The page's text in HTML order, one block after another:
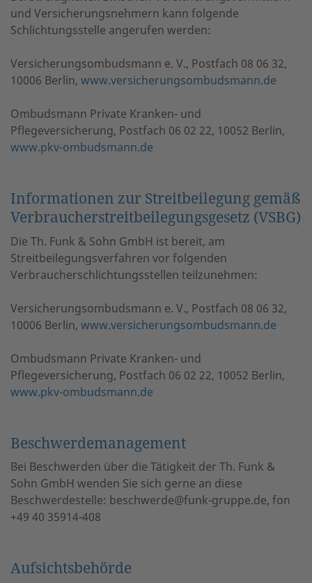
und Versicherungsnehmern kann folgende
Schlichtungsstelle angerufen werden:
Versicherungsombudsmann e. V., Postfach 08 06 32,
10006 Berlin, www.versicherungsombudsmann.de
Ombudsmann Private Kranken- und
Pflegeversicherung, Postfach 06 02 22, 10052 Berlin,
www.pkv-ombudsmann.de
Informationen zur Streitbeilegung gemäß
Verbraucherstreitbeilegungsgesetz (VSBG)
Die Th. Funk & Sohn GmbH ist bereit, am
Streitbeilegungsverfahren vor folgenden
Verbraucherschlichtungsstellen teilzunehmen:
Versicherungsombudsmann e. V., Postfach 08 06 32,
10006 Berlin, www.versicherungsombudsmann.de
Ombudsmann Private Kranken- und
Pflegeversicherung, Postfach 06 02 22, 10052 Berlin,
www.pkv-ombudsmann.de
Beschwerdemanagement
Bei Beschwerden über die Tätigkeit der Th. Funk &
Sohn GmbH wenden Sie sich gerne an diese
Beschwerdestelle: beschwerde@funk-gruppe.de, fon
+49 40 35914-408
Aufsichtsbehörde